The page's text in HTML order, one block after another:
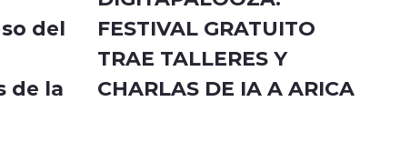
del
de la
FESTIVAL GRATUITO
TRAE TALLERES Y
CHARLAS DE IA A ARICA